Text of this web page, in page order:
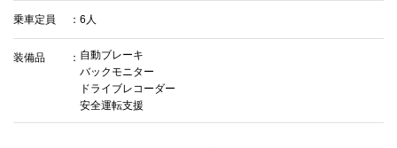
乗車定員 6人
装備品
自動ブレーキ
バックモニター
ドライブレコーダー
安全運転支援